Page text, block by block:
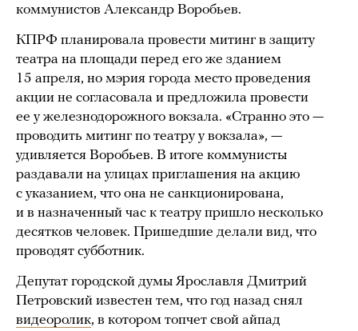
коммунистов Александр Воробьев.
КПРФ планировала провести митинг в защиту
театра на площади перед его же зданием
15 апреля, но мэрия города место проведения
акции не согласовала и предложила провести
ее у железнодорожного вокзала. «Странно это —
проводить митинг по театру у вокзала», —
удивляется Воробьев. В итоге коммунисты
раздавали на улицах приглашения на акцию
с указанием, что она не санкционирована,
и в назначенный час к театру пришло несколько
десятков человек. Пришедшие делали вид, что
проводят субботник.
Депутат городской думы Ярославля Дмитрий
Петровский известен тем, что год назад снял
видеоролик, в котором топчет свой айпад